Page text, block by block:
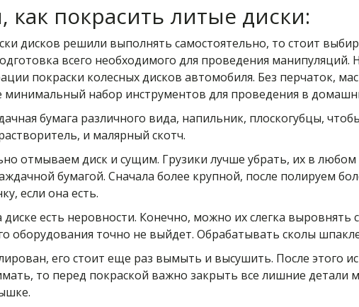
как покрасить литые диски:
дисков решили выполнять самостоятельно, то стоит
всего необходимого для проведения манипуляций.
покраски колесных дисков автомобиля. Без перчаток,
набор инструментов для проведения в
бумага различного вида, напильник, плоскогубцы,
и малярный скотч.
отмываем диск и сущим. Грузики лучше убрать, их в
бумагой. Сначала более крупной, после полируем
если она есть.
диске есть неровности. Конечно, можно их слегка выровнять
оборудования точно не выйдет. Обрабатывать сколы
его стоит еще раз вымыть и высушить. После этого
то перед покраской важно закрыть все лишние